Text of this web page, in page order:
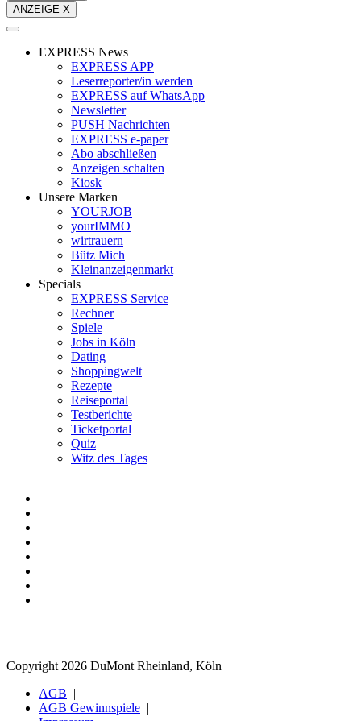
ANZEIGE X
EXPRESS News
EXPRESS APP
Leserreporter/in werden
EXPRESS auf WhatsApp
Newsletter
PUSH Nachrichten
EXPRESS e-paper
Abo abschließen
Anzeigen schalten
Kiosk
Unsere Marken
YOURJOB
yourIMMO
wirtrauern
Bütz Mich
Kleinanzeigenmarkt
Specials
EXPRESS Service
Rechner
Spiele
Jobs in Köln
Dating
Shoppingwelt
Rezepte
Reiseportal
Testberichte
Ticketportal
Quiz
Witz des Tages
Copyright 2026 DuMont Rheinland, Köln
AGB
AGB Gewinnspiele